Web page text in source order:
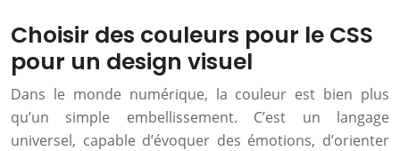
Choisir des couleurs pour le CSS
pour un design visuel
Dans le monde numérique, la couleur est bien plus
qu’un simple embellissement. C’est un langage
universel, capable d’évoquer des émotions, d’orienter